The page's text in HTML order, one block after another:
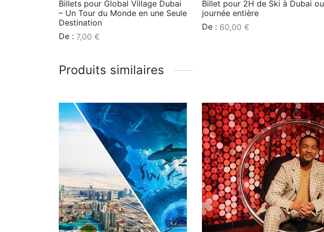
Billets pour Global Village Dubai
– Un Tour du Monde en une Seule
Destination
De : 7,00 €
Billet pour 2H de Ski à Dubai ou
journée entière
De : 60,00 €
Produits similaires